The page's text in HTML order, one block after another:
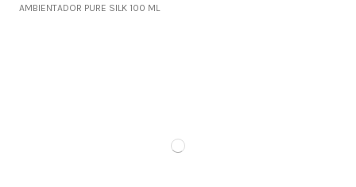
AMBIENTADOR PURE SILK 100 ML